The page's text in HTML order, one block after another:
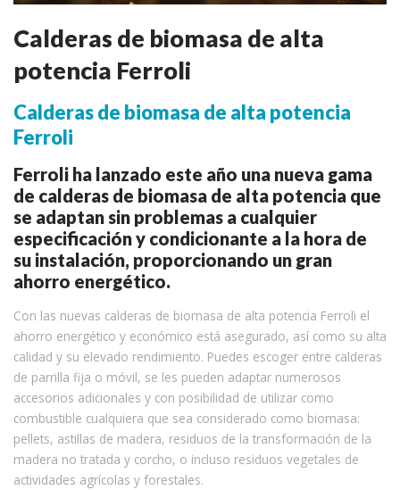
Calderas de biomasa de alta
potencia Ferroli
Calderas de biomasa de alta potencia
Ferroli
Ferroli ha lanzado este año una nueva gama
de calderas de biomasa de alta potencia que
se adaptan sin problemas a cualquier
especificación y condicionante a la hora de
su instalación, proporcionando un gran
ahorro energético.
Con las nuevas calderas de biomasa de alta potencia Ferroli el
ahorro energético y económico está asegurado, así como su alta
calidad y su elevado rendimiento. Puedes escoger entre calderas
de parrilla fija o móvil, se les pueden adaptar numerosos
accesorios adicionales y con posibilidad de utilizar como
combustible cualquiera que sea considerado como biomasa:
pellets, astillas de madera, residuos de la transformación de la
madera no tratada y corcho, o incluso residuos vegetales de
actividades agrícolas y forestales.